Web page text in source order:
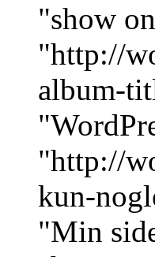
"show
"http://
album-
"http://
kun-
"Min